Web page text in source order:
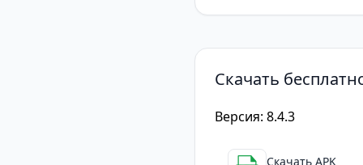
Несмотря на
Скачать
Версия: 8.4.3
Скачать APK